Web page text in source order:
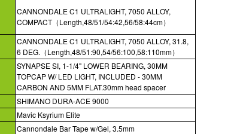
CANNONDALE C1 ULTRALIGHT, 7050 ALLOY,
COMPACT（Length,48/51/54:42,56/58:44cm）
CANNONDALE C1 ULTRALIGHT, 7050 ALLOY, 31.8,
6 DEG.（Length,48/51:90,54/56:100,58:110mm）
SYNAPSE SI, 1-1/4" LOWER BEARING, 30MM
TOPCAP W/ LED LIGHT, INCLUDED - 30MM
CARBON AND 5MM FLAT.30mm head spacer
SHIMANO DURA-ACE 9000
Mavic Ksyrium Elite
Cannondale Bar Tape w/Gel, 3.5mm